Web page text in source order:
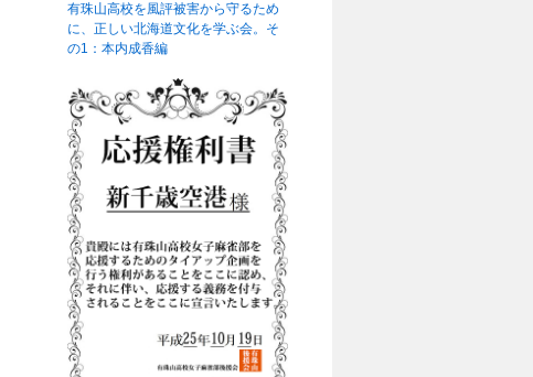
有珠山高校を風評被害から守るため
に、正しい北海道文化を学ぶ会。そ
の1：本内成香編